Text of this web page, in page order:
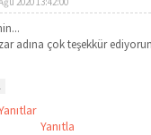
adına çok teşekkür
Yanıtla